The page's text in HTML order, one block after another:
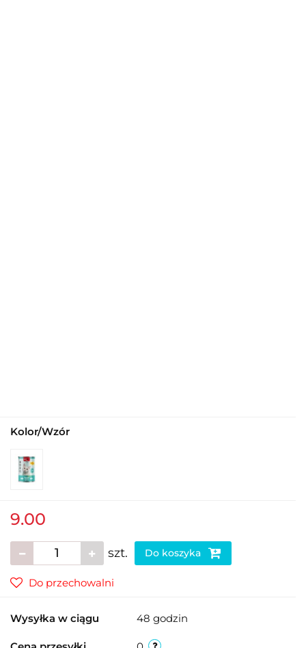
Kolor/Wzór
9.00
szt. Do koszyka
Do przechowalni
Wysyłka w ciągu 48 godzin